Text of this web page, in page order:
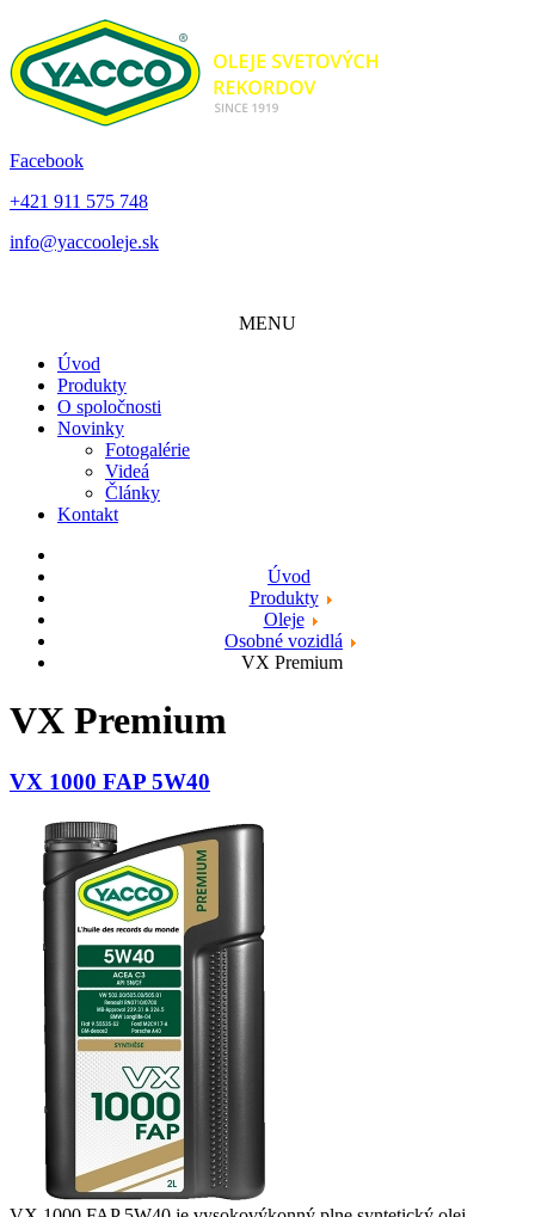
Facebook
+421 911 575 748
info@yaccooleje.sk
MENU
Úvod
Produkty
O spoločnosti
Novinky
Fotogalérie
Videá
Články
Kontakt
Úvod
Produkty
Oleje
Osobné vozidlá
VX Premium
VX Premium
VX 1000 FAP 5W40